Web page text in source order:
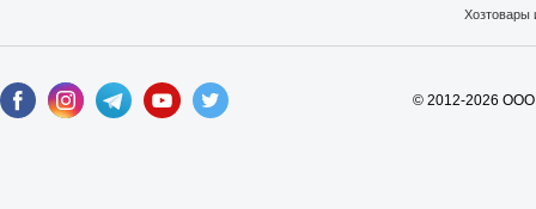
Хозтовары
© 2012-2026